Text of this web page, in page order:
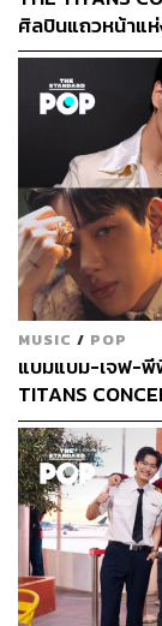
ศิลปินแถวหน้าแ
MUSIC / POP
แบมแบม-เจฟ-พี
TITANS